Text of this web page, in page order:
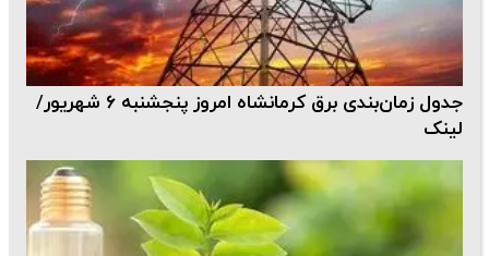
جدول زمان‌بندی برق کرمانشاه امروز پنجشنبه ۶ شهریور/
لینک